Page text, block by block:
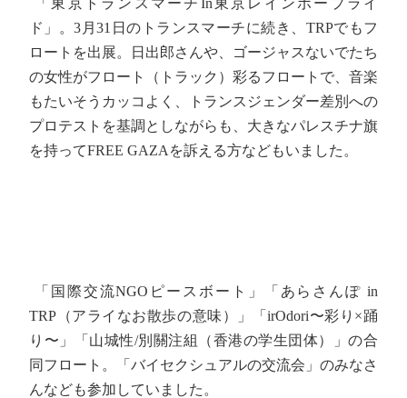
「東京トランスマーチIn東京レインボープライ
ド」。3月31日のトランスマーチに続き、TRPでもフ
ロートを出展。日出郎さんや、ゴージャスないでたち
の女性がフロート（トラック）彩るフロートで、音楽
もたいそうカッコよく、トランスジェンダー差別への
プロテストを基調としながらも、大きなパレスチナ旗
を持ってFREE GAZAを訴える方などもいました。
「国際交流NGOピースボート」「あらさんぽ in
TRP（アライなお散歩の意味）」「irOdori〜彩り×踊
り〜」「山城性/別關注組（香港の学生団体）」の合
同フロート。「バイセクシュアルの交流会」のみなさ
んなども参加していました。